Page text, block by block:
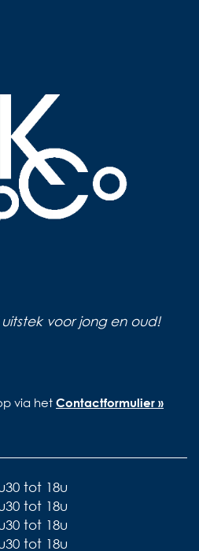
voor jong en oud!
via het Contactformulier »
tot 18u
tot 18u
tot 18u
tot 18u